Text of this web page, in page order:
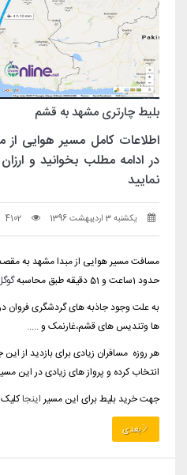
بلیط چارتری مشهد به قشم
اطلاعات کامل مسیر هوایی
در ادامه مطلب بخوانید و
نمایید
یکشنبه 3 اردیبهشت 1396 4102
حدود 1ساعت و 51 دقیقه طبق محاسبه
به علت وجود جاذبه های گردشگری فروان
ها وتندیس های قشم،غارنمک و .....
هر روزه مسافران زیادی برای بازدید از
انتخاب کرده و پرواز های زیادی در این
جهت خرید بلیط برای این مسیراینجاکلیک
بعدی